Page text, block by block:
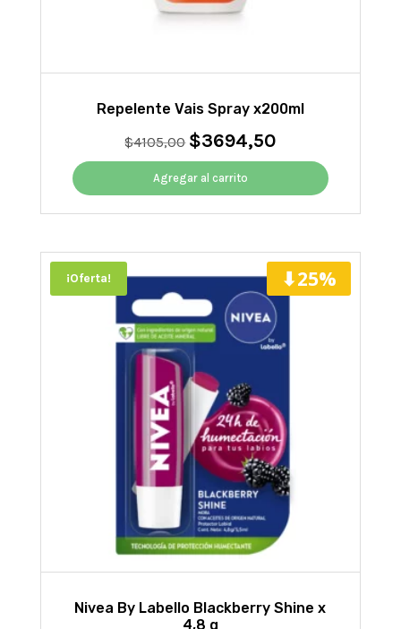
Repelente Vais Spray x200ml
$4105,00 El
precio
original
era:
$4105,00.
$3694,50El
precio
es:
$3694,50.
Agregar al carrito
¡Oferta! ⬇25%
Nivea By Labello Blackberry Shine x
4,8 g